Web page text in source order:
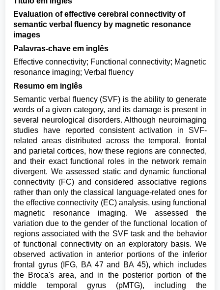
Evaluation of effective cerebral connectivity of
semantic verbal fluency by magnetic resonance
images
Palavras-chave em inglês
Effective connectivity; Functional connectivity; Magnetic
resonance imaging; Verbal fluency
Resumo em inglês
Semantic verbal fluency (SVF) is the ability to generate
words of a given category, and its damage is present in
several neurological disorders. Although neuroimaging
studies have reported consistent activation in SVF-
related areas distributed across the temporal, frontal
and parietal cortices, how these regions are connected,
and their exact functional roles in the network remain
divergent. We assessed static and dynamic functional
connectivity (FC) and considered associative regions
rather than only the classical language-related ones for
the effective connectivity (EC) analysis, using functional
magnetic resonance imaging. We assessed the
variation due to the gender of the functional location of
regions associated with the SVF task and the behavior
of functional connectivity on an exploratory basis. We
observed activation in anterior portions of the inferior
frontal gyrus (IFG, BA 47 and BA 45), which includes
the Broca's area, and in the posterior portion of the
middle temporal gyrus (pMTG), including the